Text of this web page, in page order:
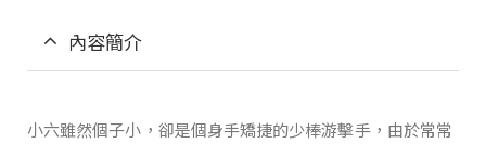
內容簡介
小六雖然個子小，卻是個身手矯捷的少棒游擊手，由於常常